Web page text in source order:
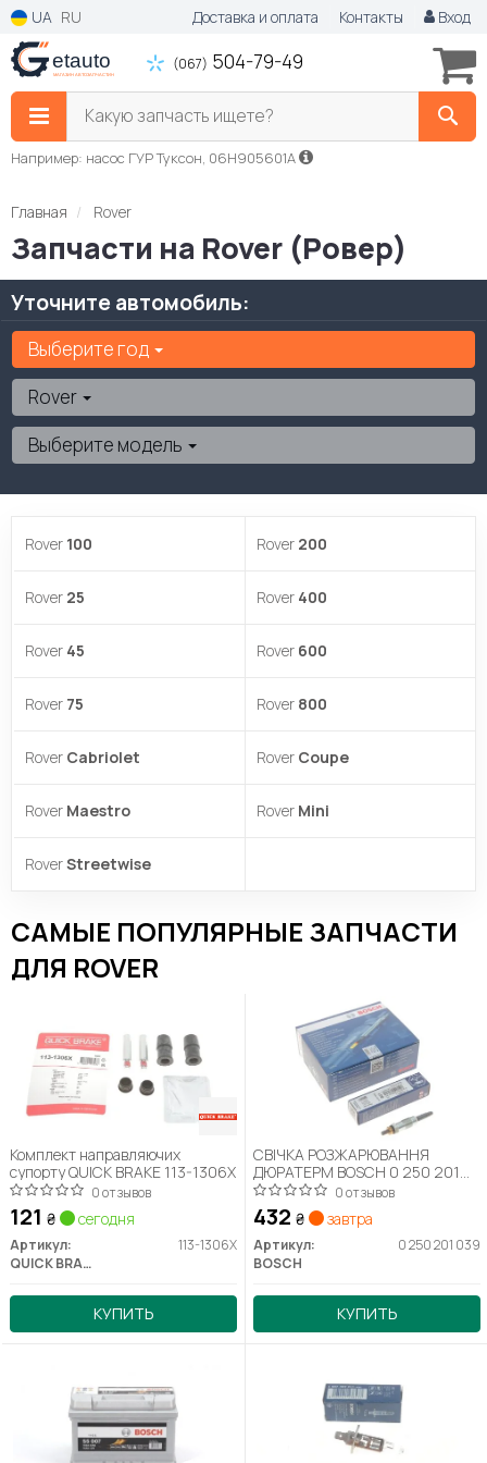
UA RU Доставка и оплата Контакты Вход
(067) 504-79-49
Какую запчасть ищете?
Например: насос ГУР Туксон, 06H905601A
Главная Rover
Запчасти на Rover (Ровер)
Уточните автомобиль:
Выберите год
Rover
Выберите модель
Rover 100 Rover 200
Rover 25 Rover 400
Rover 45 Rover 600
Rover 75 Rover 800
Rover Cabriolet Rover Coupe
Rover Maestro Rover Mini
RoverStreetwise
САМЫЕ ПОПУЛЯРНЫЕ ЗАПЧАСТИ
ДЛЯ ROVER
Комплект направляючих
супорту QUICK BRAKE 113-1306X
0 отзывов
121 ₴ сегодня
Артикул:
113-1306X
QUICK BRAKE
КУПИТЬ
СВІЧКА РОЗЖАРЮВАННЯ
ДЮРАТЕРМ BOSCH 0 250 201
039
0 отзывов
432 ₴ завтра
Артикул:
0 250 201 039
BOSCH
КУПИТЬ